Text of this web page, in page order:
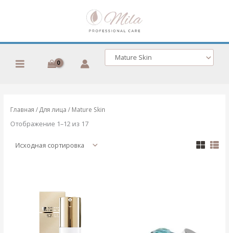
Главная / Для лица / Mature Skin
Отображение 1–12 из 17